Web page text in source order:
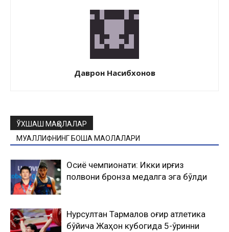
Даврон Насибхонов
ЎХШАШ МАҚОЛАЛАР
МУАЛЛИФНИНГ БОШҚА МАҚОЛАЛАРИ
Осиё чемпионати: Икки қирғиз
полвони бронза медалга эга бўлди
Нурсултан Тармалов оғир атлетика
бўйича Жаҳон кубогида 5-ўринни